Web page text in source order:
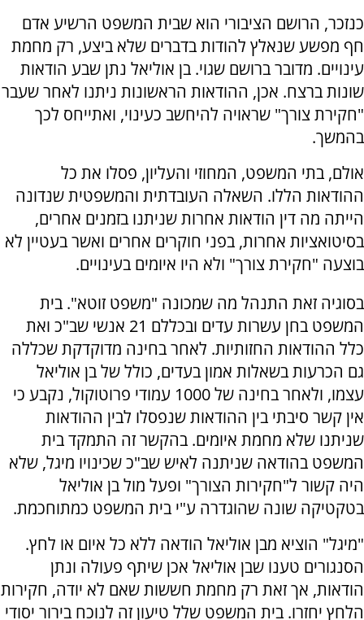
כנזכר, הרושם הציבורי הוא שבית המשפט הרשיע אדם
חף מפשע שנאלץ להודות בדברים שלא ביצע, רק מחמת
עינויים. מדובר ברושם שגוי. בן אוליאל נתן שבע הודאות
שונות ברצח. אכן, ההודאות הראשונות ניתנו לאחר שעבר
"חקירת צורך" שראויה להיחשב כעינוי, ואתייחס לכך
בהמשך.
אולם, בתי המשפט, המחוזי והעליון, פסלו את כל
ההודאות הללו. השאלה העובדתית והמשפטית שנדונה
הייתה מה דין הודאות אחרות שניתנו בזמנים אחרים,
בסיטואציות אחרות, בפני חוקרים אחרים ואשר בעטיין לא
בוצעה "חקירת צורך" ולא היו איומים בעינויים.
בסוגיה זאת התנהל מה שמכונה "משפט זוטא". בית
המשפט בחן עשרות עדים ובכללם 21 אנשי שב"כ ואת
כלל ההודאות החזותיות. לאחר בחינה מדוקדקת שכללה
גם הכרעות בשאלות אמון בעדים, כולל של בן אוליאל
עצמו, ולאחר בחינה של 1000 עמודי פרוטוקול, נקבע כי
אין קשר סיבתי בין ההודאות שנפסלו לבין ההודאות
שניתנו שלא מחמת איומים. בהקשר זה התמקד בית
המשפט בהודאה שניתנה לאיש שב"כ שכינויו מיגל, שלא
היה קשור ל"חקירות הצורך" ופעל מול בן אוליאל
בטקטיקה שונה שהוגדרה ע"י בית המשפט כמתוחכמת.
"מיגל" הוציא מבן אוליאל הודאה ללא כל איום או לחץ.
הסנגורים טענו שבן אוליאל אכן שיתף פעולה ונתן
הודאות, אך זאת רק מחמת חששות שאם לא יודה, חקירות
הלחץ יחזרו. בית המשפט שלל טיעון זה לנוכח בירור יסודי